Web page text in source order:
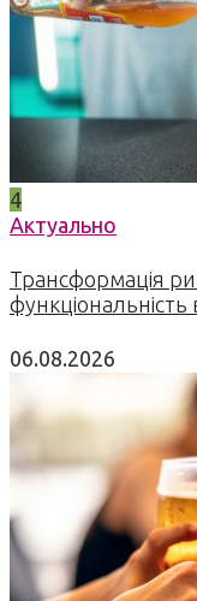
4
Актуально
Трансформація
функціональність
06.08.2026